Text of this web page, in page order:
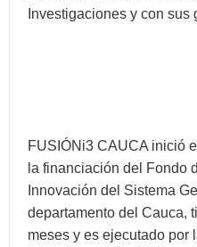
Investigaciones y con
FUSIÓNi3 CAUCA inició
la financiación del Fondo
Innovación del Sistema
departamento del Cauca,
meses y es ejecutado por